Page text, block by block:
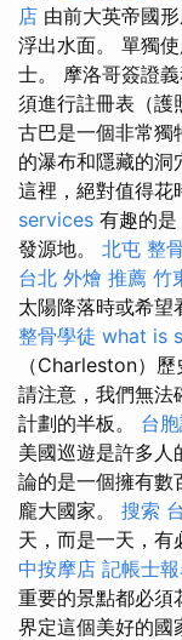
店 由前大英帝國
浮出水面。 單獨
士。 摩洛哥簽證
須進行註冊表（護
古巴是一個非常獨
的瀑布和隱藏的洞
這裡，絕對值得花
services 有趣的
發源地。 北屯 整
台北 外燴 推薦 竹
太陽降落時或希望
整骨學徒 what is
（Charleston）
請注意，我們無法
計劃的半板。 台
美國巡遊是許多人
論的是一個擁有數
龐大國家。 搜索
天，而是一天，有
中按摩店 記帳士報
重要的景點都必須
界定這個美好的國